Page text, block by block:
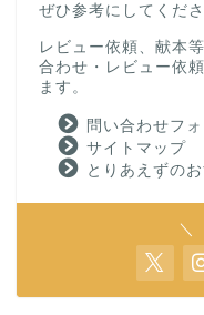
ぜひ参考にしてくださ
レビュー依頼、献本
合わせ・レビュー依
ます。
問い合わせフォ
サイトマップ
とりあえずの
＼